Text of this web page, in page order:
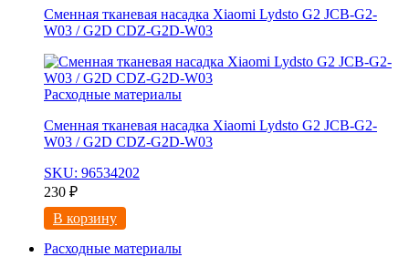
Сменная тканевая насадка Xiaomi Lydsto G2 JCB-G2-
W03 / G2D CDZ-G2D-W03
Расходные материалы
Сменная тканевая насадка Xiaomi Lydsto G2 JCB-G2-
W03 / G2D CDZ-G2D-W03
SKU: 96534202
230 ₽
В корзину
Расходные материалы